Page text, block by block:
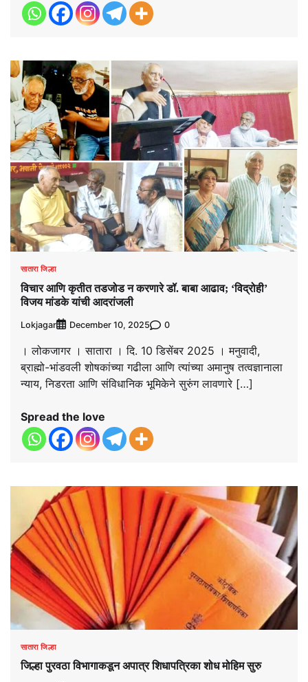
सातारा जिल्हा
विचार आणि कृतीत तडजोड न करणारे डॉ. बाबा आढाव; ‘विद्रोही’
विजय मांडके यांची आदरांजली
Lokjagar December 10, 2025 0
। लोकजागर । सातारा । दि. 10 डिसेंबर 2025 । मनुवादी,
ब्राह्मो-भांडवली शोषकांच्या गढीला आणि त्यांच्या अमानुष तत्वज्ञानाला
न्याय, निडरता आणि संविधानिक भूमिकेने सुरुंग लावणारे […]
Spread the love
सातारा जिल्हा
जिल्हा पुरवठा विभागाकडून अपात्र शिधापत्रिका शोध मोहिम सुरु